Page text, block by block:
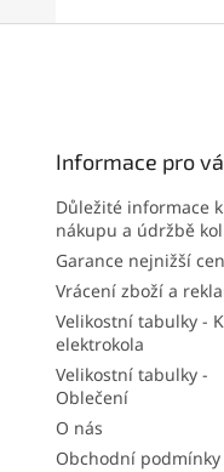
Informace pro
Důležité informace k
nákupu a údržbě kol
Garance nejnižší
Vrácení zboží a
Velikostní tabulky -
elektrokola
Velikostní tabulky -
Oblečení
O nás
Obchodní podmínky